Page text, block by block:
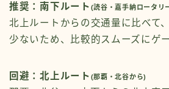
推奨：南下ルート (読谷・嘉手納ロータリ
北上ルートからの交通量に比べて
少ないため、比較的スムーズにゲ
回避：北上ルート (那覇・北谷から)